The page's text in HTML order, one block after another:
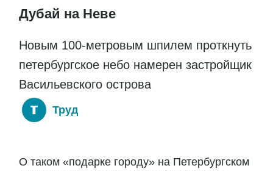
Дубай на Неве
Новым 100-метровым шпилем проткнуть
петербургское небо намерен застройщик
Васильевского острова
Труд
О таком «подарке городу» на Петербургском